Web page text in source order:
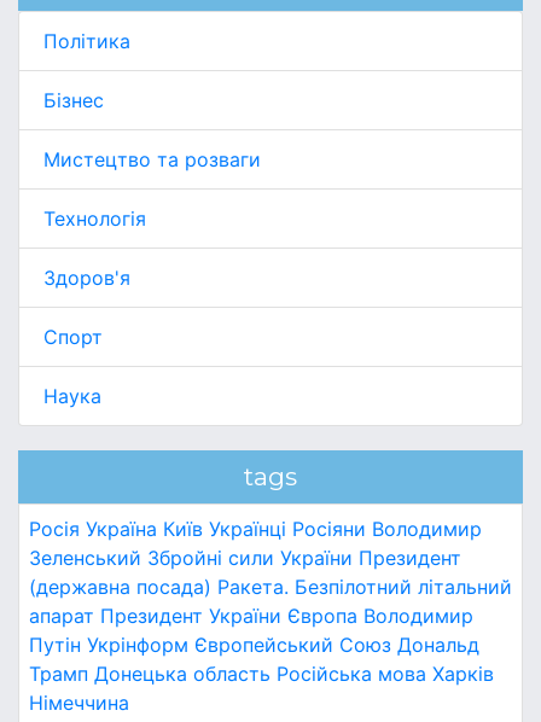
Політика
Бізнес
Мистецтво та розваги
Технологія
Здоров'я
Спорт
Наука
tags
Росія Україна Київ Українці Росіяни Володимир
Зеленський Збройні сили України Президент
(державна посада) Ракета. Безпілотний літальний
апарат Президент України Європа Володимир
Путін Укрінформ Європейський Союз Дональд
Трамп Донецька область Російська мова Харків
Німеччина